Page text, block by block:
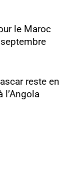
le Maroc
reste en
l’Angola